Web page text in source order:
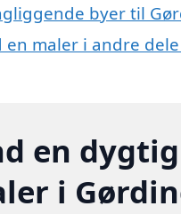
byer til
en maler i andre
en dygtig
i